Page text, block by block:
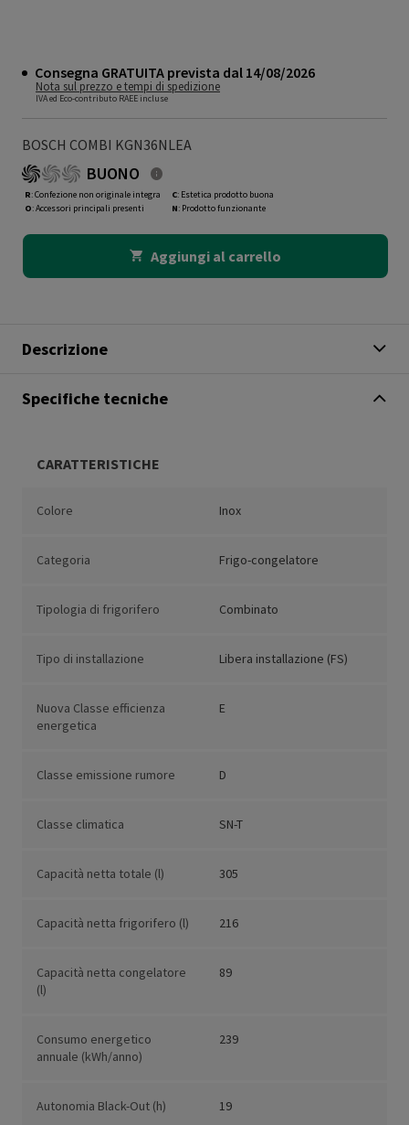
Consegna GRATUITA prevista dal 14/08/2026
Nota sul prezzo e tempi di spedizione
IVA ed Eco-contributo RAEE incluse
BOSCH COMBI KGN36NLEA
BUONO
R: Confezione non originale integra
O: Accessori principali presenti
C: Estetica prodotto buona
N: Prodotto funzionante
Aggiungi al carrello
Descrizione
Specifiche tecniche
CARATTERISTICHE
Colore Inox
Categoria Frigo-congelatore
Tipologia di frigorifero Combinato
Tipo di installazione Libera installazione (FS)
Nuova Classe efficienza
energetica
E
Classe emissione rumore D
Classe climatica SN-T
Capacità netta totale (l) 305
Capacità netta frigorifero (l) 216
Capacità netta congelatore
(l)
89
Consumo energetico
annuale (kWh/anno)
239
Autonomia Black-Out (h) 19